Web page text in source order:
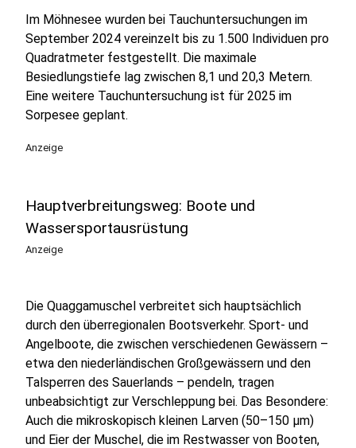
Im Möhnesee wurden bei Tauchuntersuchungen im
September 2024 vereinzelt bis zu 1.500 Individuen pro
Quadratmeter festgestellt. Die maximale
Besiedlungstiefe lag zwischen 8,1 und 20,3 Metern.
Eine weitere Tauchuntersuchung ist für 2025 im
Sorpesee geplant.
Anzeige
Hauptverbreitungsweg: Boote und
Wassersportausrüstung
Anzeige
Die Quaggamuschel verbreitet sich hauptsächlich
durch den überregionalen Bootsverkehr. Sport- und
Angelboote, die zwischen verschiedenen Gewässern –
etwa den niederländischen Großgewässern und den
Talsperren des Sauerlands – pendeln, tragen
unbeabsichtigt zur Verschleppung bei. Das Besondere:
Auch die mikroskopisch kleinen Larven (50–150 µm)
und Eier der Muschel, die im Restwasser von Booten,